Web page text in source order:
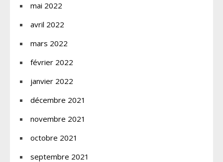
mai 2022
avril 2022
mars 2022
février 2022
janvier 2022
décembre 2021
novembre 2021
octobre 2021
septembre 2021